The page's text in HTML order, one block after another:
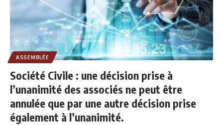
ASSEMBLÉE
Société Civile : une décision prise à
l’unanimité des associés ne peut être
annulée que par une autre décision prise
également à l’unanimité.